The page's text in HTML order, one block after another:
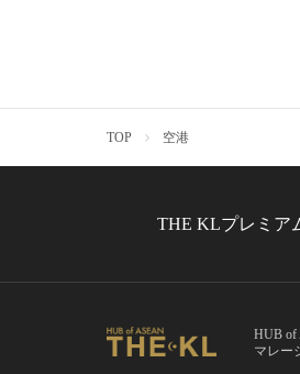
TOP 空港
THE KLプレミア
HUB of
マレー